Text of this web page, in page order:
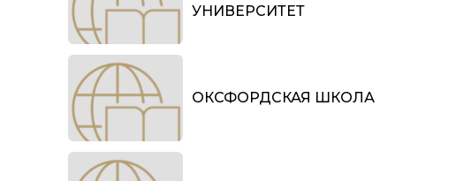
УНИВЕРСИТЕТ
ОКСФОРДСКАЯ ШКОЛА